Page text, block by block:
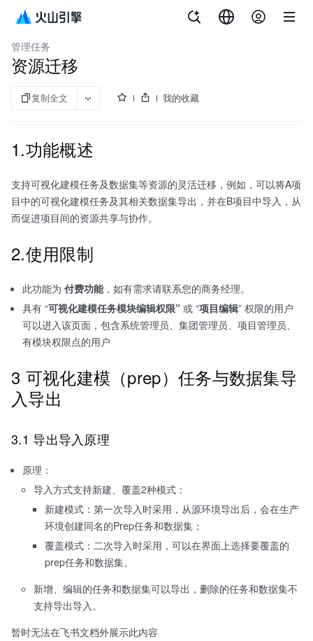
客户数据平台（私有化）
管理任务
资源迁移
复制全文 我的收藏
1.功能概述
支持可视化建模任务及数据集等资源的灵活迁移，例如，可以将A项
目中的可视化建模任务及其相关数据集导出，并在B项目中导入，从
而促进项目间的资源共享与协作。
2.使用限制
此功能为 付费功能，如有需求请联系您的商务经理。
具有 “可视化建模任务模块编辑权限” 或 “项目编辑” 权限的用户
可以进入该页面，包含系统管理员、集团管理员、项目管理员、
有模块权限点的用户
3 可视化建模（prep）任务与数据集导
入导出
3.1 导出导入原理
原理：
导入方式支持新建、覆盖2种模式：
新建模式：第一次导入时采用，从源环境导出后，会在生产
环境创建同名的Prep任务和数据集；
覆盖模式：二次导入时采用，可以在界面上选择要覆盖的
prep任务和数据集。
新增、编辑的任务和数据集可以导出，删除的任务和数据集不
支持导出导入。
暂时无法在飞书文档外展示此内容